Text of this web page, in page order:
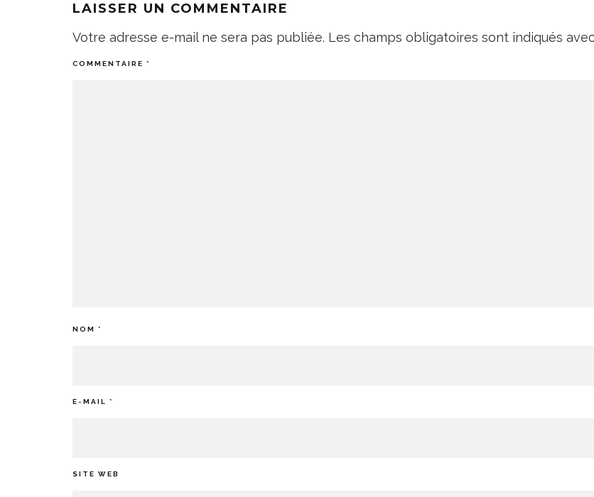
LAISSER UN COMMENTAIRE
Votre adresse e-mail ne sera pas publiée. Les champs obligatoires sont indiqués
COMMENTAIRE *
NOM *
E-MAIL *
SITE WEB